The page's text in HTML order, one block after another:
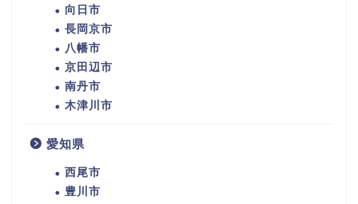
向日市
長岡京市
八幡市
京田辺市
南丹市
木津川市
愛知県
西尾市
豊川市